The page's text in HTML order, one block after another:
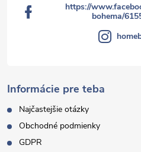
Informácie pre teba
Najčastejšie otázky
Obchodné podmienky
GDPR
https://
bohema/